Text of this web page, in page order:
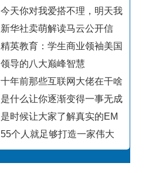
今天你对我爱搭不理，明天我
新华社卖萌解读马云公开信
精英教育：学生商业领袖美国
领导的八大巅峰智慧
十年前那些互联网大佬在干啥
是什么让你逐渐变得一事无成
是时候让大家了解真实的EM
55个人就足够打造一家伟大